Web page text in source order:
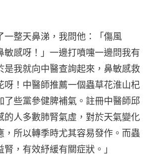
一整天鼻涕，我問他：「傷風
敏感呀！」一邊打噴嚏一邊問我有
是我就向中醫查詢起來，鼻敏感救
呀！中醫師推薦一個蟲草花淮山杞
了些黨參健脾補氣。註冊中醫師邱
的人多數肺腎氣虛，對於天氣變化
，所以轉季時尤其容易發作。而蟲
，有效紓緩有關症狀。」